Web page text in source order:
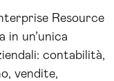
Resource
in un’unica
contabilità,
vendite,